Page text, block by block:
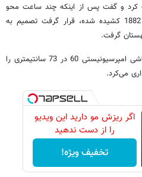
کرد و گفت پس از اینکه چند ساعت محو
زیبایی و مهارت این اثر که در سال 1882 کشیده شده، قرار گرفت تصمیم به
گرفت.
این مرد که نامش فاش نشده این نقاشی امپرسیونیستی 60 در 73 سانتیمتری را
می‌کرد.
اگر ریزش مو دارید این ویدیو
را از دست ندهید
تخفیف ویژه!